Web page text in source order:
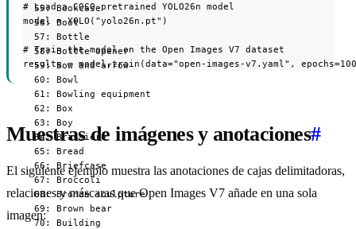
# Load a COCO-pretrained YOLO26n model
model = YOLO("yolo26n.pt")
# Train the model on the Open Images V7 dataset
results = model.train(data="open-images-v7.yaml",
Muestras de imágenes y anotaciones#
El siguiente ejemplo muestra las anotaciones de cajas delimitadoras,
relaciones y máscaras que Open Images V7 añade en una sola
imagen: